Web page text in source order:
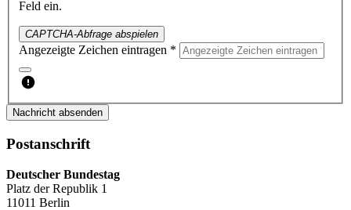
Feld ein.
CAPTCHA-Abfrage abspielen
Angezeigte Zeichen eintragen *
Nachricht absenden
Postanschrift
Deutscher Bundestag
Platz der Republik 1
11011 Berlin